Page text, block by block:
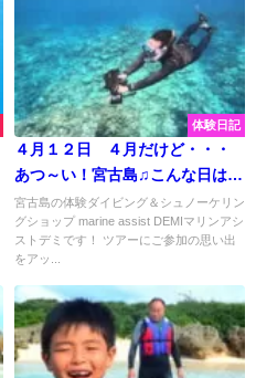
体験日記
４月１２日 ４月だけど・・・
あつ～い！宮古島♫こんな日はマ
リンスポーツで決まり！
宮古島の体験ダイビング＆シュノーケリン
グショップ marine assist DEMIマリンアシ
ストデミです！ ツアーにご参加の思い出
をアッ...